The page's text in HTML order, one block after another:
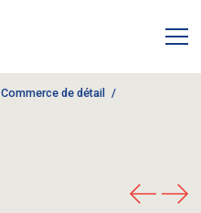
Commerce de détail